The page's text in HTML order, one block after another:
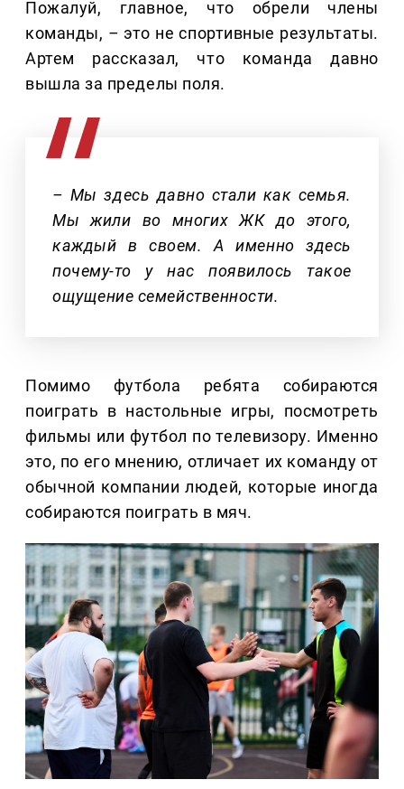
Пожалуй, главное, что обрели члены
команды, – это не спортивные результаты.
Артем рассказал, что команда давно
вышла за пределы поля.
– Мы здесь давно стали как семья.
Мы жили во многих ЖК до этого,
каждый в своем. А именно здесь
почему-то у нас появилось такое
ощущение семейственности.
Помимо футбола ребята собираются
поиграть в настольные игры, посмотреть
фильмы или футбол по телевизору. Именно
это, по его мнению, отличает их команду от
обычной компании людей, которые иногда
собираются поиграть в мяч.